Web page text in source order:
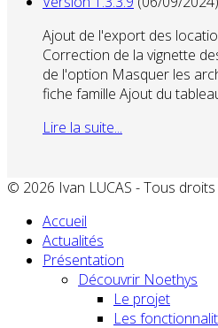
Ajout de l'export des
Correction de la vignette
de l'option Masquer les
fiche famille Ajout du
Lire la suite...
© 2026 Ivan LUCAS - Tous
Accueil
Actualités
Présentation
Découvrir Noethys
Le projet
Les